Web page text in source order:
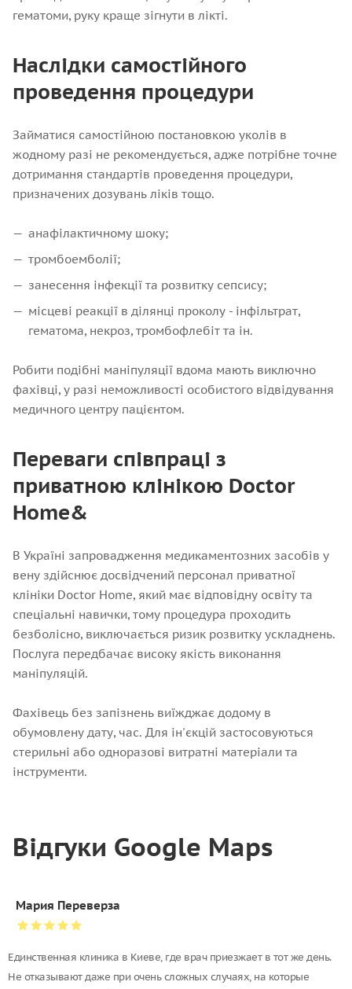
гематоми, руку краще зігнути в лікті.
Наслідки самостійного
проведення процедури
Займатися самостійною постановкою уколів в
жодному разі не рекомендується, адже потрібне точне
дотримання стандартів проведення процедури,
призначених дозувань ліків тощо.
анафілактичному шоку;
тромбоемболії;
занесення інфекції та розвитку сепсису;
місцеві реакції в ділянці проколу - інфільтрат,
гематома, некроз, тромбофлебіт та ін.
Робити подібні маніпуляції вдома мають виключно
фахівці, у разі неможливості особистого відвідування
медичного центру пацієнтом.
Переваги співпраці з
приватною клінікою Doctor
Home&
В Україні запровадження медикаментозних засобів у
вену здійснює досвідчений персонал приватної
клініки Doctor Home, який має відповідну освіту та
спеціальні навички, тому процедура проходить
безболісно, виключається ризик розвитку ускладнень.
Послуга передбачає високу якість виконання
маніпуляцій.
Фахівець без запізнень виїжджає додому в
обумовлену дату, час. Для ін'єкцій застосовуються
стерильні або одноразові витратні матеріали та
інструменти.
Відгуки Google Maps
Мария Переверза
Единственная клиника в Киеве, где врач приезжает в тот же день.
Не отказывают даже при очень сложных случаях, на которые